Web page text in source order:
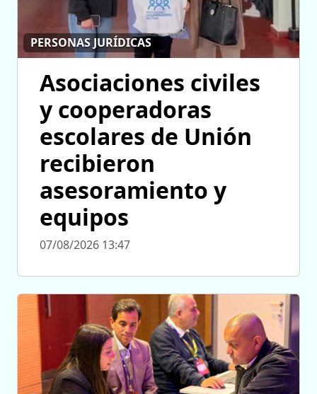
PERSONAS JURÍDICAS
Asociaciones civiles
y cooperadoras
escolares de Unión
recibieron
asesoramiento y
equipos
07/08/2026 13:47